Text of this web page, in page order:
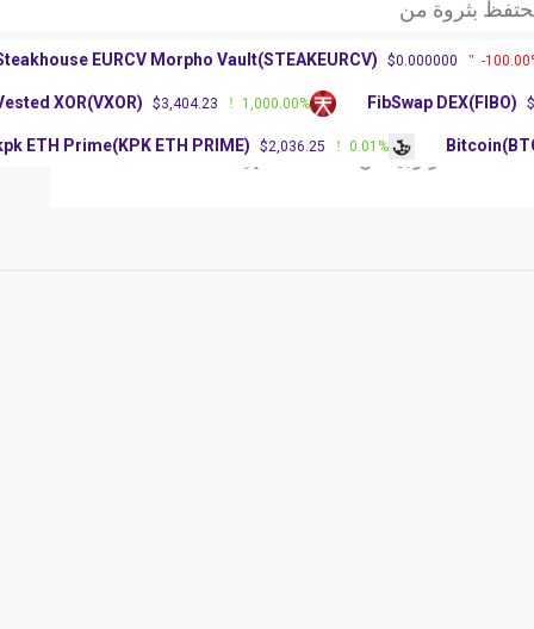
ريبل تحديث
الأغلبية في
بثروة من
ريبل تحديث
في
عن Crypto Platform
Steakhouse EURCV Morpho Vault(STEAKEURCV) $0.000000 -
Vested XOR(VXOR) $3,404.23 1,000.00% FibSwap
kpk ETH Prime(KPK ETH PRIME) $2,036.25 0.01%